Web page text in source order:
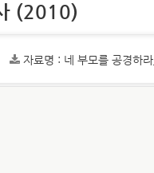
(2010)
자료명 : 네 부모를 공경하